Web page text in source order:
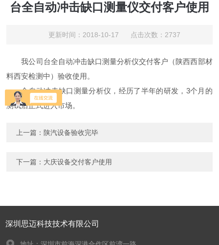
台全自动冲击缺口测量仪交付客户使用
更新时间：2018-10-17 点击次数：2737
我公司台全自动冲击缺口测量分析仪交付客户（陕西西部材
料西安检测中）验收使用。
全自动冲击缺口测量分析仪，经历了半年的研发，3个月的
测试后正式进入市场。
上一篇： 陕汽设备验收完毕
下一篇： 大庆设备交付客户使用
深圳思迈科技技术有限公司